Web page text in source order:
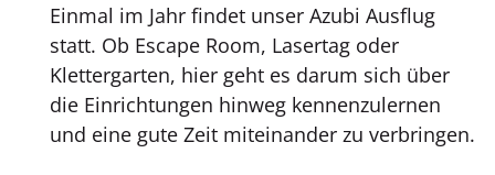
Einmal im Jahr findet unser Azubi Ausflug
statt. Ob Escape Room, Lasertag oder
Klettergarten, hier geht es darum sich über
die Einrichtungen hinweg kennenzulernen
und eine gute Zeit miteinander zu verbringen.